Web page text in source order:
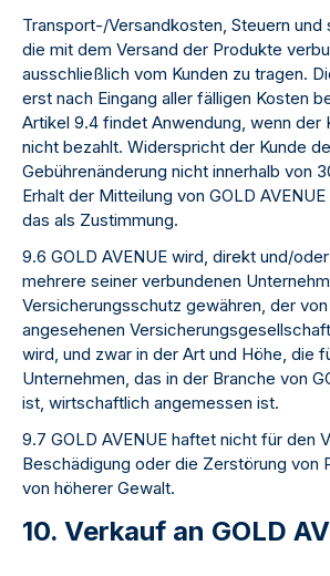
Transport-/Versandkosten, Steuern und
die mit dem Versand der Produkte
ausschließlich vom Kunden zu tragen.
erst nach Eingang aller fälligen Kosten
Artikel 9.4 findet Anwendung, wenn der
nicht bezahlt. Widerspricht der Kunde
Gebührenänderung nicht innerhalb von
Erhalt der Mitteilung von GOLD
das als Zustimmung.
9.6 GOLD AVENUE wird, direkt und/
mehrere seiner verbundenen
Versicherungsschutz gewähren, der
angesehenen
wird, und zwar in der Art und Höhe, die
Unternehmen, das in der Branche von
ist, wirtschaftlich angemessen ist.
9.7 GOLD AVENUE haftet nicht für den
Beschädigung oder die Zerstörung von
von höherer Gewalt.
10. Verkauf an GOLD